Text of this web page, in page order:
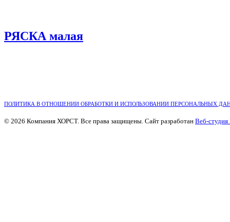
РЯСКА малая
ПОЛИТИКА В ОТНОШЕНИИ ОБРАБОТКИ И ИСПОЛЬЗОВАНИИ ПЕРСОНАЛЬНЫХ
© 2026 Компания ХОРСТ. Все права защищены. Сайт разработан Веб-студия